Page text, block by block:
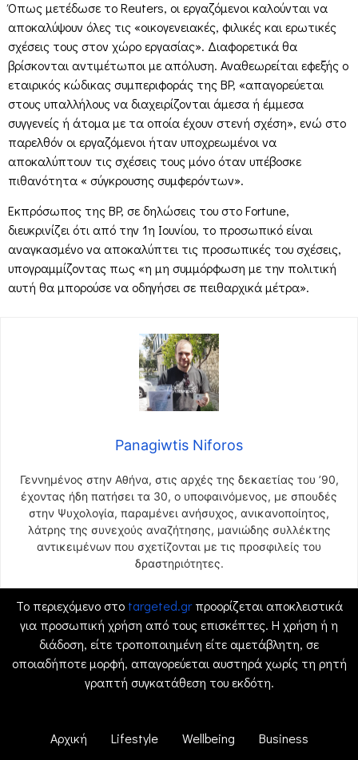
Όπως μετέδωσε το Reuters, οι εργαζόμενοι καλούνται να
αποκαλύψουν όλες τις «οικογενειακές, φιλικές και ερωτικές
σχέσεις τους στον χώρο εργασίας». Διαφορετικά θα
βρίσκονται αντιμέτωποι με απόλυση. Αναθεωρείται εφεξής ο
εταιρικός κώδικας συμπεριφοράς της BP, «απαγορεύεται
στους υπαλλήλους να διαχειρίζονται άμεσα ή έμμεσα
συγγενείς ή άτομα με τα οποία έχουν στενή σχέση», ενώ στο
παρελθόν οι εργαζόμενοι ήταν υποχρεωμένοι να
αποκαλύπτουν τις σχέσεις τους μόνο όταν υπέβοσκε
πιθανότητα « σύγκρουσης συμφερόντων».
Εκπρόσωπος της BP, σε δηλώσεις του στο Fortune,
διευκρινίζει ότι από την 1η Ιουνίου, το προσωπικό είναι
αναγκασμένο να αποκαλύπτει τις προσωπικές του σχέσεις,
υπογραμμίζοντας πως «η μη συμμόρφωση με την πολιτική
αυτή θα μπορούσε να οδηγήσει σε πειθαρχικά μέτρα».
Panagiwtis Niforos
Γεννημένος στην Αθήνα, στις αρχές της δεκαετίας του ’90,
έχοντας ήδη πατήσει τα 30, ο υποφαινόμενος, με σπουδές
στην Ψυχολογία, παραμένει ανήσυχος, ανικανοποίητος,
λάτρης της συνεχούς αναζήτησης, μανιώδης συλλέκτης
αντικειμένων που σχετίζονται με τις προσφιλείς του
δραστηριότητες.
Το περιεχόμενο στο targeted.grπροορίζεται αποκλειστικά
για προσωπική χρήση από τους επισκέπτες. Η χρήση ή η
διάδοση, είτε τροποποιημένη είτε αμετάβλητη, σε
οποιαδήποτε μορφή, απαγορεύεται αυστηρά χωρίς τη ρητή
γραπτή συγκατάθεση του εκδότη.
Αρχική Lifestyle Wellbeing Business